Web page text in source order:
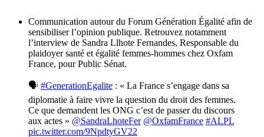
Communication autour du Forum Génération Égalité afin de
sensibiliser l’opinion publique. Retrouvez notamment
l’interview de Sandra Llhote Fernandes, Responsable du
plaidoyer santé et égalité femmes-hommes chez Oxfam
France, pour Public Sénat.
🗣 #GenerationEgalite : « La France s’engage dans sa
diplomatie à faire vivre la question du droit des femmes.
Ce que demandent les ONG c’est de passer du discours
aux actes » @SandraLhoteFer @OxfamFrance #ALPL
pic.twitter.com/9NpdtyGV22